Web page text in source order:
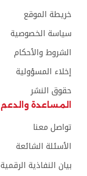
خريطة الموقع
سياسة الخصوصية
الشروط والأحكام
إخلاء المسؤولية
حقوق النشر
المساعدة والدعم
تواصل معنا
الأسئلة الشائعة
بيان النفاذية الرقمية